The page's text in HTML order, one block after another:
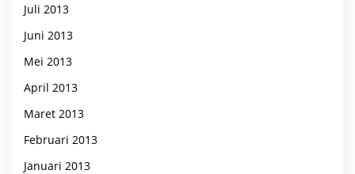
Juli 2013
Juni 2013
Mei 2013
April 2013
Maret 2013
Februari 2013
Januari 2013